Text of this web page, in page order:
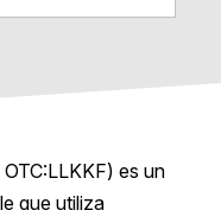
es un
que utiliza